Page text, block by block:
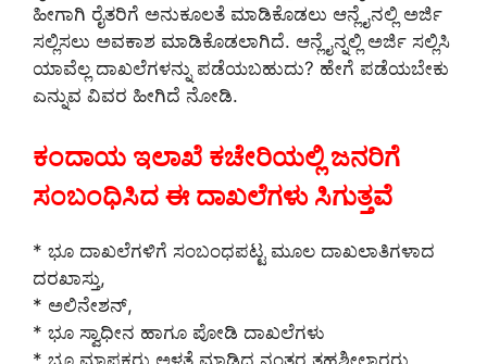
ಹೀಗಾಗಿ ರೈತರಿಗೆ ಅನುಕೂಲತೆ ಮಾಡಿಕೊಡಲು ಆನ್ಲೈನಲ್ಲಿ ಅರ್ಜಿ
ಸಲ್ಲಿಸಲು ಅವಕಾಶ ಮಾಡಿಕೊಡಲಾಗಿದೆ. ಆನ್ಲೈನ್ನಲ್ಲಿ ಅರ್ಜಿ ಸಲ್ಲಿಸಿ
ಯಾವೆಲ್ಲ ದಾಖಲೆಗಳನ್ನು ಪಡೆಯಬಹುದು? ಹೇಗೆ ಪಡೆಯಬೇಕು
ಎನ್ನುವ ವಿವರ ಹೀಗಿದೆ ನೋಡಿ.
ಕಂದಾಯ ಇಲಾಖೆ ಕಚೇರಿಯಲ್ಲಿ ಜನರಿಗೆ
ಸಂಬಂಧಿಸಿದ ಈ ದಾಖಲೆಗಳು ಸಿಗುತ್ತವೆ
* ಭೂ ದಾಖಲೆಗಳಿಗೆ ಸಂಬಂಧಪಟ್ಟ ಮೂಲ ದಾಖಲಾತಿಗಳಾದ
ದರಖಾಸ್ತು,
* ಅಲಿನೇಶನ್,
* ಭೂ ಸ್ವಾಧೀನ ಹಾಗೂ ಪೋಡಿ ದಾಖಲೆಗಳು
* ಭೂ ಮಾಪಕರು ಅಳತೆ ಮಾಡಿದ ನಂತರ ತಹಶೀಲ್ದಾರರು